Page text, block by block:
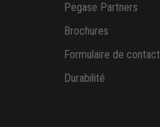
Pegase Partners
Brochures
Formulaire de contact
Durabilité